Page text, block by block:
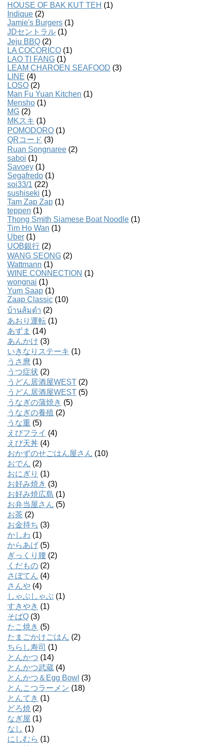
HOUSE OF BAK KUT TEH (1)
Indique (2)
Jamie's Burgers (1)
JDセントラル (1)
Jeju BBQ (2)
LA COCORICO (1)
LAO TI FANG (1)
LEAM CHAROEN SEAFOOD (3)
LINE (4)
LOSO (2)
Man Fu Yuan Kitchen (1)
Mensho (1)
MG (2)
MKスキ (1)
POMODORO (1)
QRコード (3)
Ruan Songnaree (2)
saboi (1)
Savoey (1)
Segafredo (1)
soi33/1 (22)
sushiseki (1)
Tam Zap Zap (1)
teppen (1)
Thong Smith Siamese Boat Noodle (1)
Tim Ho Wan (1)
Uber (1)
UOB銀行 (2)
WANG SEONG (2)
Wattmann (1)
WINE CONNECTION (1)
wongnai (1)
Yum Saap (1)
Zaap Classic (10)
บ้านส้มตํา (2)
あおり運転 (1)
あずま (14)
あんかけ (3)
いきなりステーキ (1)
うさ麿 (1)
うつ症状 (2)
うどん居酒屋WEST (2)
うどん居酒屋WEST (5)
うなぎの蒲焼き (5)
うなぎの養殖 (2)
うな重 (5)
えびフライ (4)
えび天丼 (4)
おかずのせごはん屋さん (10)
おでん (2)
おにぎり (1)
お好み焼き (3)
お好み焼広島 (1)
お弁当屋さん (5)
お茶 (2)
お金持ち (3)
かしわ (1)
からあげ (5)
ぎっくり腰 (2)
くだもの (2)
さぼてん (4)
さんや (4)
しゃぶしゃぶ (1)
すきやき (1)
そばQ (3)
たこ焼き (5)
たまごかけごはん (2)
ちらし寿司 (1)
とんかつ (14)
とんかつ武蔵 (4)
とんかつ＆Egg Bowl (3)
とんこつラーメン (18)
とんてき (1)
どろ焼 (2)
なぎ屋 (1)
なし (1)
にしむら (1)